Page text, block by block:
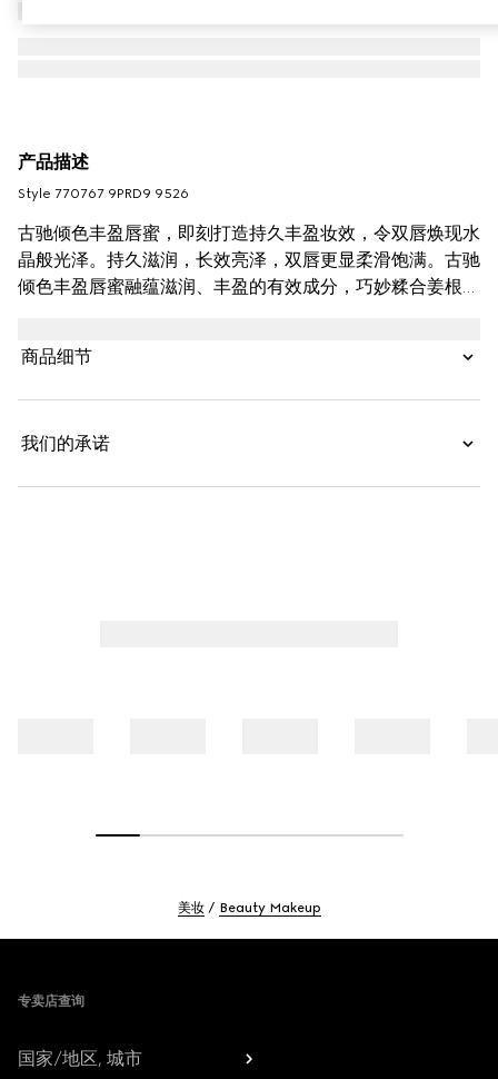
产品描述
Style ‎770767 9PRD9 9526
古驰倾色丰盈唇蜜，即刻打造持久丰盈妆效，令双唇焕现水
晶般光泽。持久滋润，长效亮泽，双唇更显柔滑饱满。古驰
倾色丰盈唇蜜融蕴滋润、丰盈的有效成分，巧妙糅合姜根和
其易于延展的质地和所含的高分子聚合物则有助于再塑唇
商品细节
我们的承诺
美妆 Beauty Makeup
专卖店查询
国家/地区, 城市